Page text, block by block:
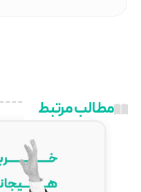
مطالب مرتبط